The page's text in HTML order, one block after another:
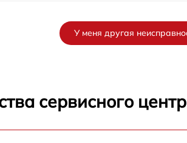
У меня другая
сервисного